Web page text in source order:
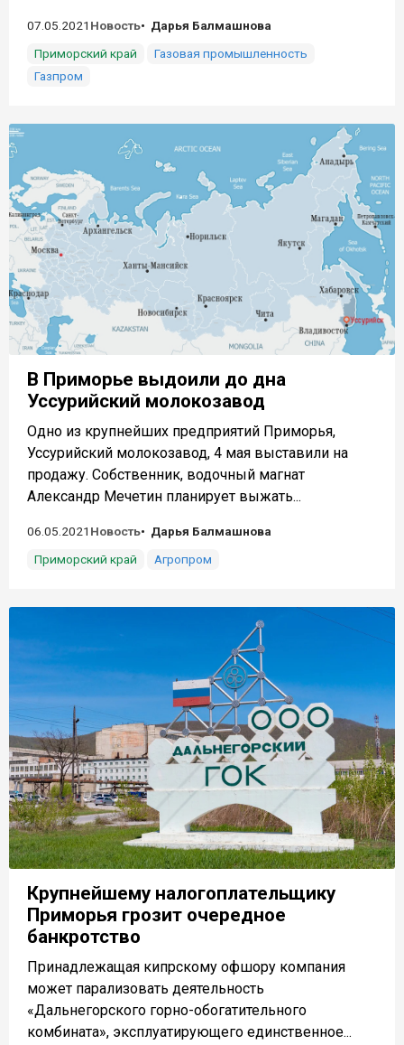
07.05.2021 Новость
Дарья Балмашнова
Приморский край
Газовая промышленность
Газпром
В Приморье выдоили до дна
Уссурийский молокозавод
Одно из крупнейших предприятий Приморья,
Уссурийский молокозавод, 4 мая выставили на
продажу. Собственник, водочный магнат
Александр Мечетин планирует выжать...
06.05.2021 Новость
Дарья Балмашнова
Приморский край
Агропром
Крупнейшему налогоплательщику
Приморья грозит очередное
банкротство
Принадлежащая кипрскому офшору компания
может парализовать деятельность
«Дальнегорского горно-обогатительного
комбината», эксплуатирующего единственное...